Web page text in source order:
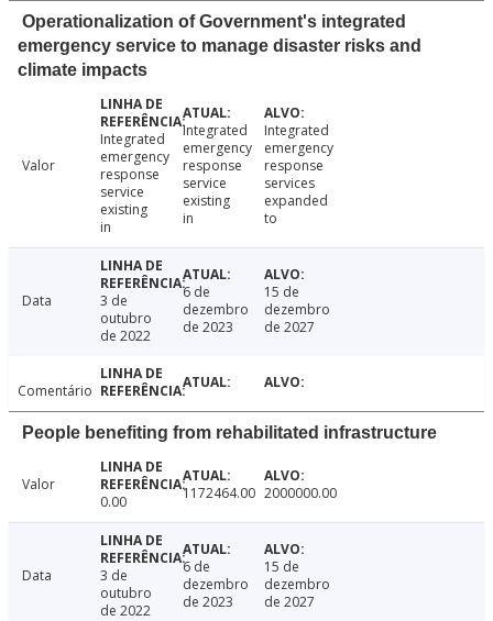
Operationalization of Government's integrated
emergency service to manage disaster risks and
climate impacts
Valor
Integrated
emergency
response
service
existing
in
Integrated
emergency
response
service
existing
in
Integrated
emergency
response
services
expanded
to
Data
3 de
outubro
de 2022
6 de
dezembro
de 2023
15 de
dezembro
de 2027
Comentário
People benefiting from rehabilitated infrastructure
Valor
0.00
1172464.00 2000000.00
Data
3 de
outubro
de 2022
6 de
dezembro
de 2023
15 de
dezembro
de 2027